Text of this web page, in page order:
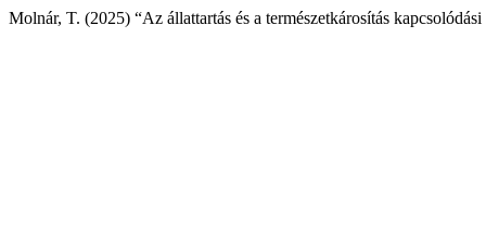
Molnár, T. (2025) “Az állattartás és a természetkárosítás